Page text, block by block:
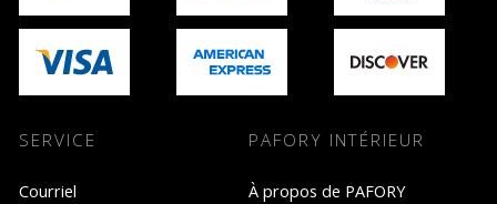
SERVICE
Courriel
PAFORY INTÉRIEUR
À propos de PAFORY